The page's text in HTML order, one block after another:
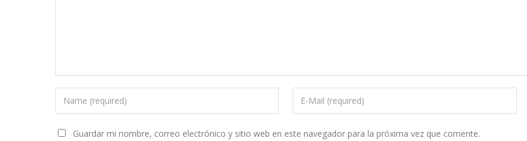
Guardar mi nombre, correo electrónico y sitio web en este navegador para la próxima vez que comente.